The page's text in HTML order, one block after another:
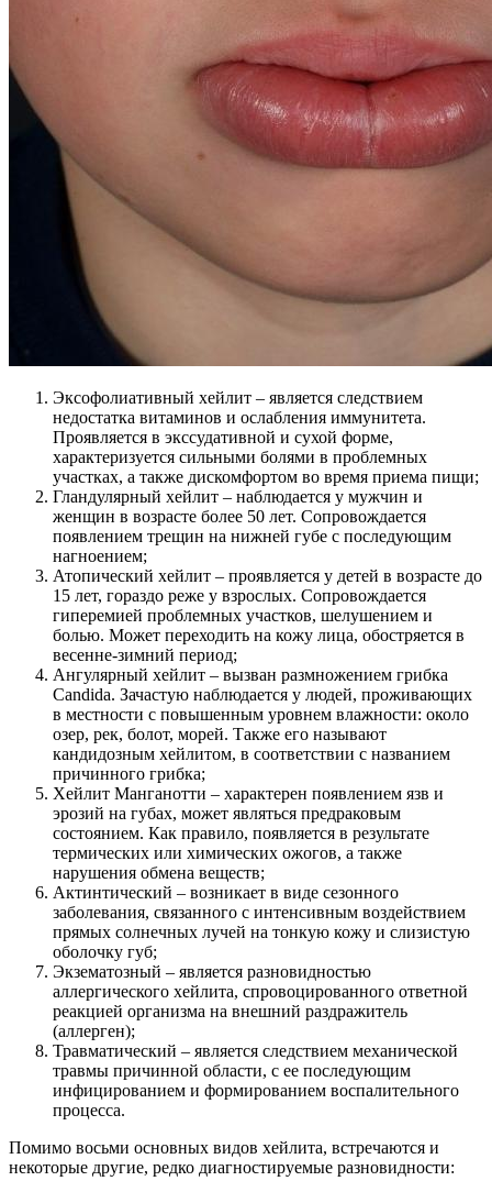
Эксофолиативный хейлит – является следствием
недостатка витаминов и ослабления иммунитета.
Проявляется в экссудативной и сухой форме,
характеризуется сильными болями в проблемных
участках, а также дискомфортом во время приема пищи;
Гландулярный хейлит – наблюдается у мужчин и
женщин в возрасте более 50 лет. Сопровождается
появлением трещин на нижней губе с последующим
нагноением;
Атопический хейлит – проявляется у детей в возрасте до
15 лет, гораздо реже у взрослых. Сопровождается
гиперемией проблемных участков, шелушением и
болью. Может переходить на кожу лица, обостряется в
весенне-зимний период;
Ангулярный хейлит – вызван размножением грибка
Candida. Зачастую наблюдается у людей, проживающих
в местности с повышенным уровнем влажности: около
озер, рек, болот, морей. Также его называют
кандидозным хейлитом, в соответствии с названием
причинного грибка;
Хейлит Манганотти – характерен появлением язв и
эрозий на губах, может являться предраковым
состоянием. Как правило, появляется в результате
термических или химических ожогов, а также
нарушения обмена веществ;
Актинтический – возникает в виде сезонного
заболевания, связанного с интенсивным воздействием
прямых солнечных лучей на тонкую кожу и слизистую
оболочку губ;
Экзематозный – является разновидностью
аллергического хейлита, спровоцированного ответной
реакцией организма на внешний раздражитель
(аллерген);
Травматический – является следствием механической
травмы причинной области, с ее последующим
инфицированием и формированием воспалительного
процесса.
Помимо восьми основных видов хейлита, встречаются и
некоторые другие, редко диагностируемые разновидности: